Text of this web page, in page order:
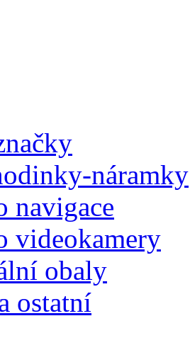
náramky
navigace
videokamery
obaly
ostatní